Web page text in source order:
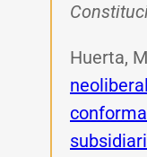
Huerta,